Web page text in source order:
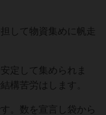
して物資集めに帆走
定して集められま
構苦労はします。
。数を宣言し袋から